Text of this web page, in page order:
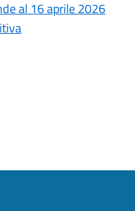
al 16 aprile 2026